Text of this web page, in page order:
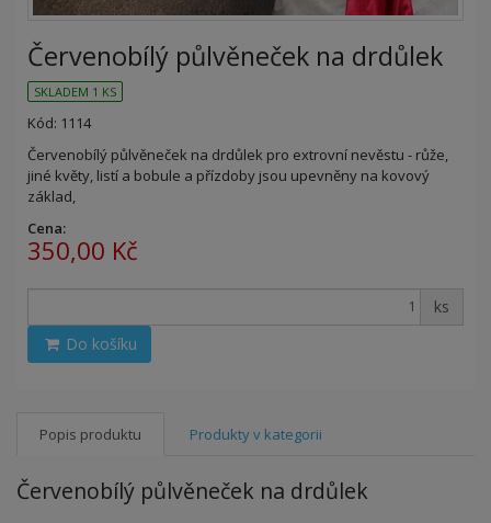
Červenobílý půlvěneček na drdůlek
SKLADEM 1 KS
Kód: 1114
Červenobílý půlvěneček na drdůlek pro extrovní nevěstu - růže,
jiné květy, listí a bobule a přízdoby jsou upevněny na kovový
základ,
Cena:
350,00 Kč
ks
Do košíku
Popis produktu Produkty v kategorii
Červenobílý půlvěneček na drdůlek